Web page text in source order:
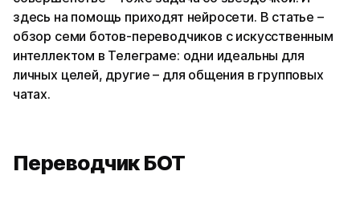
здесь на помощь приходят нейросети. В статье –
обзор семи ботов-переводчиков с искусственным
интеллектом в Телеграме: одни идеальны для
личных целей, другие – для общения в групповых
чатах.
Переводчик БОТ